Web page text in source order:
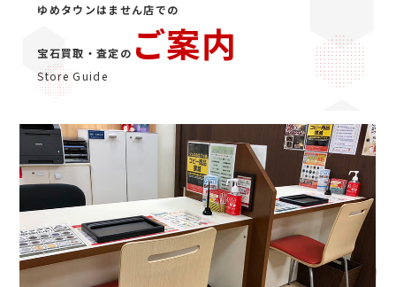
ゆめタウンはません店での
宝石買取・査定の ご案内
Store Guide